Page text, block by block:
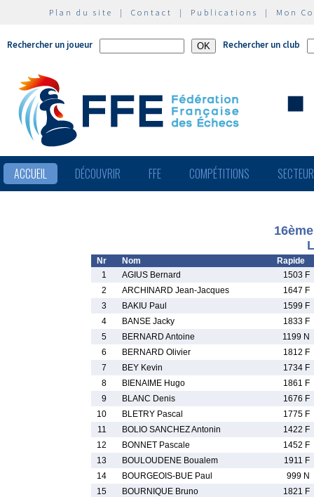
Plan du site | Contact | Publications | Mon
Rechercher un joueur Rechercher un club
ACCUEIL DÉCOUVRIR FFE COMPÉTITIONS
Nr Nom
Rapide
1
AGIUS Bernard
1503 F
2
ARCHINARD Jean-Jacques
1647 F
3
BAKIU Paul
1599 F
4
BANSE Jacky
1833 F
5
BERNARD Antoine
1199 N
6
BERNARD Olivier
1812 F
7
BEY Kevin
1734 F
8
BIENAIME Hugo
1861 F
9
BLANC Denis
1676 F
10
BLETRY Pascal
1775 F
11
BOLIO SANCHEZ Antonin
1422 F
12
BONNET Pascale
1452 F
13
BOULOUDENE Boualem
1911 F
14
BOURGEOIS-BUE Paul
999 N
15
BOURNIQUE Bruno
1821 F